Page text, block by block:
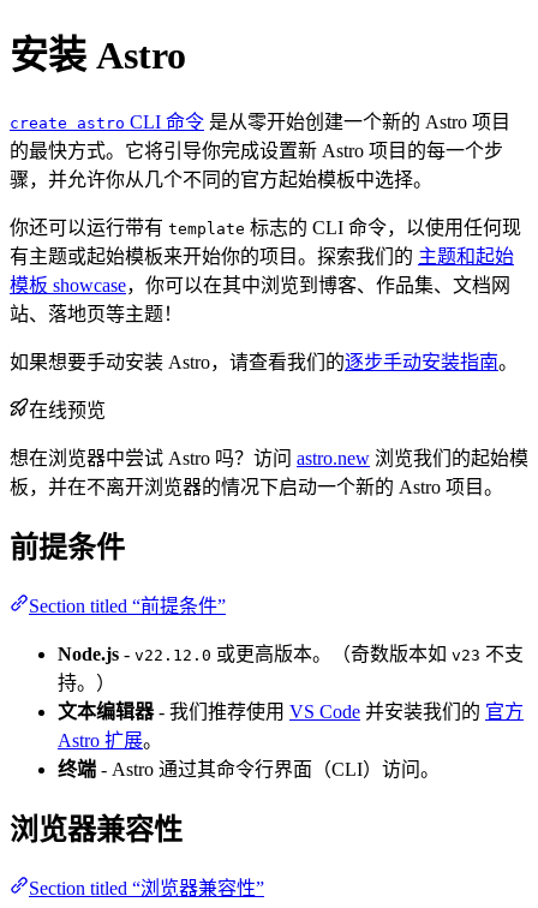
安装 Astro
create astro CLI 命令 是从零开始创建一个新的 Astro 项目
的最快方式。它将引导你完成设置新 Astro 项目的每一个步
骤，并允许你从几个不同的官方起始模板中选择。
你还可以运行带有 template 标志的 CLI 命令，以使用任何现
有主题或起始模板来开始你的项目。探索我们的 主题和起始
模板 showcase，你可以在其中浏览到博客、作品集、文档网
站、落地页等主题！
如果想要手动安装 Astro，请查看我们的逐步手动安装指南。
在线预览
想在浏览器中尝试 Astro 吗？访问 astro.new 浏览我们的起始模
板，并在不离开浏览器的情况下启动一个新的 Astro 项目。
前提条件
Section titled “前提条件”
Node.js - v22.12.0 或更高版本。（奇数版本如 v23 不支
持。）
文本编辑器- 我们推荐使用 VS Code 并安装我们的 官方
Astro 扩展。
终端 - Astro 通过其命令行界面（CLI）访问。
浏览器兼容性
Section titled “浏览器兼容性”